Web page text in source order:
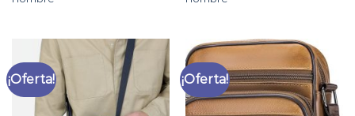
¡Oferta! ¡Oferta!